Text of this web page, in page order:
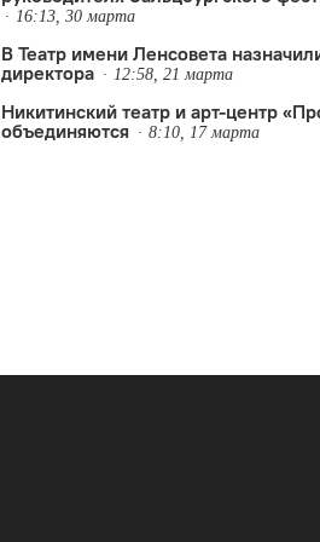
16:13, 30 марта
В Театр имени Ленсовета
директора
12:58, 21 марта
Никитинский театр и арт-центр
объединяются
8:10, 17 марта